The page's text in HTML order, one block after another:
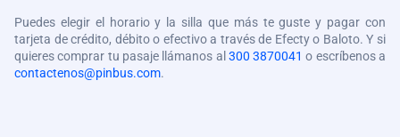
Puedes elegir el horario y la silla que más te guste y pagar con
tarjeta de crédito, débito o efectivo a través de Efecty o Baloto. Y si
quieres comprar tu pasaje llámanos al 300 3870041 o escríbenos a
contactenos@pinbus.com.